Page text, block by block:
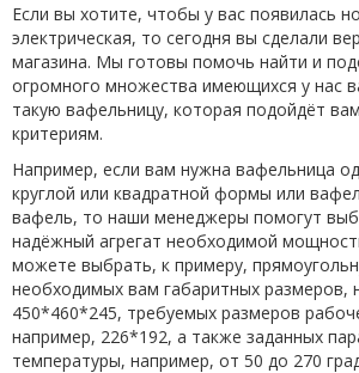
Если вы хотите, чтобы у вас появилась
электрическая, то сегодня вы сделали
магазина. Мы готовы помочь найти и
огромного множества имеющихся у нас
такую вафельницу, которая подойдёт
критериям.
Например, если вам нужна вафельница
круглой или квадратной формы или
вафель, то наши менеджеры помогут
надёжный агрегат необходимой
можете выбрать, к примеру,
необходимых вам габаритных размеров,
450*460*245, требуемых размеров
например, 226*192, а также заданных
температуры, например, от 50 до 270